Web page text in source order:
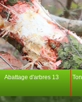
Abattage d'arbres 13